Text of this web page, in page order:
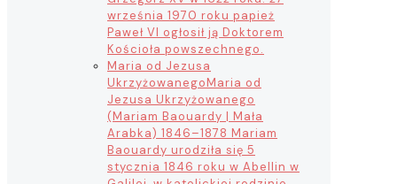
września 1970 roku papież
Paweł VI ogłosił ją Doktorem
Kościoła powszechnego.
Maria od Jezusa
UkrzyżowanegoMaria od
Jezusa Ukrzyżowanego
(Mariam Baouardy | Mała
Arabka) 1846–1878 Mariam
Baouardy urodziła się 5
stycznia 1846 roku w Abellin w